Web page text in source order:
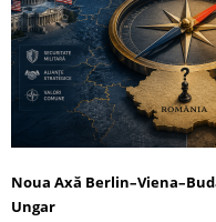
Noua Axă
Ungar